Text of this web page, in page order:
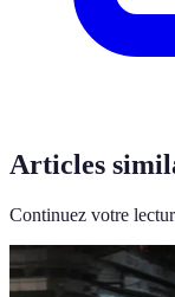
Articles
Continuez votre